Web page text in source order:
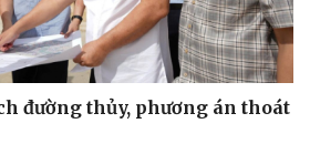
đường thủy, phương án thoát